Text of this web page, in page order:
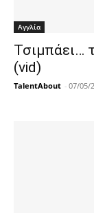
Αγγλία
Τσιμπάει…
(vid)
TalentAbout - 07/05/